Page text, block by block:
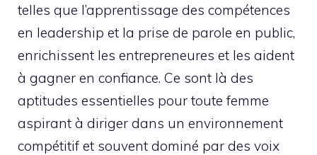
telles que l’apprentissage des compétences
en leadership et la prise de parole en public,
enrichissent les entrepreneures et les aident
à gagner en confiance. Ce sont là des
aptitudes essentielles pour toute femme
aspirant à diriger dans un environnement
compétitif et souvent dominé par des voix